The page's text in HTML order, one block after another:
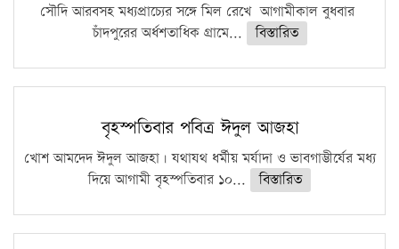
সৌদি আরবসহ মধ্যপ্রাচ্যের সঙ্গে মিল রেখে আগামীকাল বুধবার
চাঁদপুরের অর্ধশতাধিক গ্রামে...
বিস্তারিত
বৃহস্পতিবার পবিত্র ঈদুল আজহা
খোশ আমদেদ ঈদুল আজহা। যথাযথ ধর্মীয় মর্যাদা ও ভাবগাম্ভীর্যের মধ্য
দিয়ে আগামী বৃহস্পতিবার ১০...
বিস্তারিত